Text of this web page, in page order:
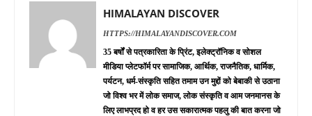
HIMALAYAN DISCOVER
HTTPS://HIMALAYANDISCOVER.COM
35 बर्षों से पत्रकारिता के प्रिंट, इलेक्ट्रॉनिक व सोशल
मीडिया प्लेटफॉर्म पर सामाजिक, आर्थिक, राजनैतिक, धार्मिक,
पर्यटन, धर्म-संस्कृति सहित तमाम उन मुद्दों को बेबाकी से उठाना
जो विश्व भर में लोक समाज, लोक संस्कृति व आम जनमानस के
लिए लाभप्रद हो व हर उस सकारात्मक पहलु की बात करना जो